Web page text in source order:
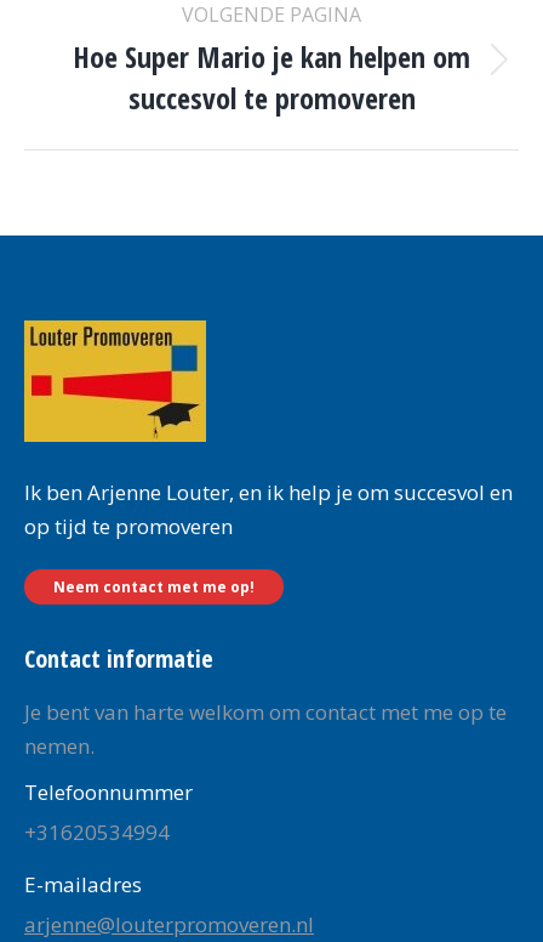
VOLGENDE PAGINA
Volgende
pagina
Hoe Super Mario je kan helpen om
succesvol te promoveren
Ik ben Arjenne Louter, en ik help je om succesvol en
op tijd te promoveren
Neem contact met me op!
Contact informatie
Je bent van harte welkom om contact met me op te
nemen.
Telefoonnummer
+31620534994
E-mailadres
arjenne@louterpromoveren.nl